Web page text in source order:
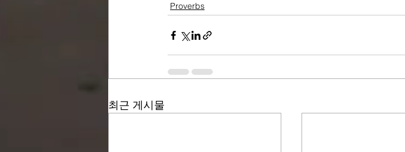
Proverbs
최근 게시물